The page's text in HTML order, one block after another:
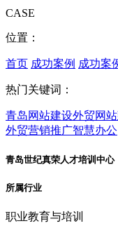
CASE
位置：
首页 成功案例 成功案
热门关键词：
青岛网站建设外贸网
外贸营销推广智慧办公
青岛世纪真荣人才培训中心
所属行业
职业教育与培训